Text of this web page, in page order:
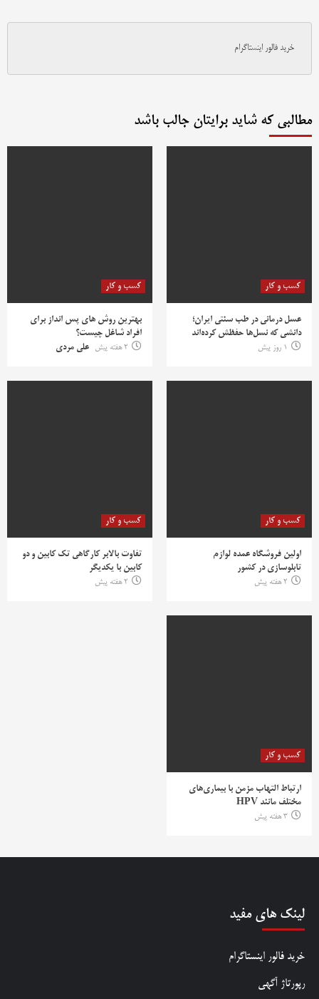
خرید فالور اینستاگرام
مطالبی که شاید برایتان جالب باشد
کسب و کار
عسل درمانی در طب سنتی ایران؛
دانشی که نسل‌ها حفظش کرده‌اند
1 روز پیش
کسب و کار
بهترین روش‌ های پس‌ انداز برای
افراد شاغل چیست؟
2 هفته پیش
علی مردی
کسب و کار
اولین فروشگاه عمده لوازم
تابلوسازی در کشور
2 هفته پیش
کسب و کار
تفاوت بالابر کارگاهی تک کابین و دو
کابین با یکدیگر
2 هفته پیش
کسب و کار
ارتباط التهاب مزمن با بیماری‌های
مختلف مانند HPV
3 هفته پیش
لینک های مفید
خرید فالور اینستاگرام
رپورتاژ آگهی